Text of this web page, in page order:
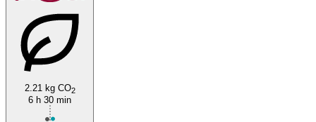
2.21 kg CO2
6 h 30 min